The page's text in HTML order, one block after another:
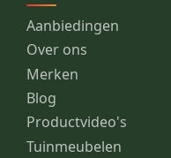
Aanbiedingen
Over ons
Merken
Blog
Productvideo's
Tuinmeubelen